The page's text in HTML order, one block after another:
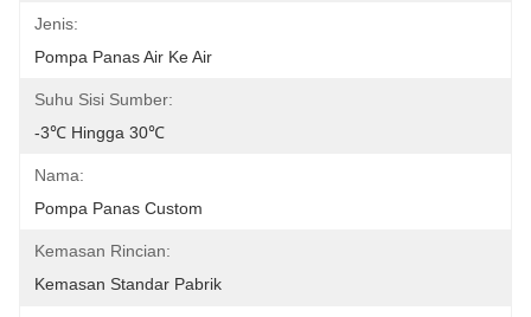
Jenis:
Pompa Panas Air Ke Air
Suhu Sisi Sumber:
-3℃ Hingga 30℃
Nama:
Pompa Panas Custom
Kemasan Rincian:
Kemasan Standar Pabrik